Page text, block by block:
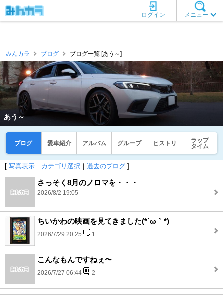
メニュー
ログイン
みんカラ ブログ ブログ一覧 [あう～]
あう～
ブログ 愛車紹介 アルバム グループ ヒストリ
ラップ
タイム
[ 写真表示 ｜ カテゴリ選択 ｜ 過去のブログ ]
さっそく8月のノロマを・・・
2026/8/2 19:05
ちいかわの映画を見てきました(*´ω｀*)
2026/7/29 20:25 1
こんなもんですねぇ〜
2026/7/27 06:44 2